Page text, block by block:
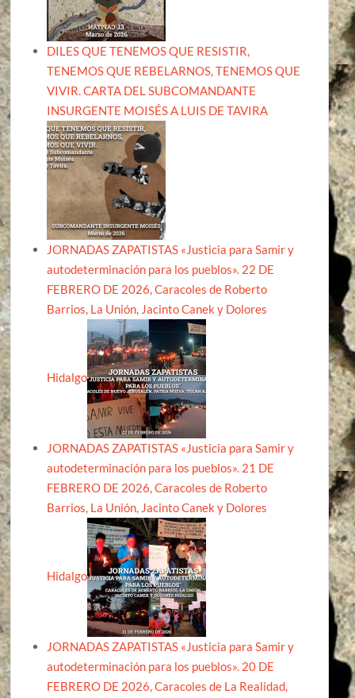
DILES QUE TENEMOS QUE RESISTIR,
TENEMOS QUE REBELARNOS, TENEMOS QUE
VIVIR. CARTA DEL SUBCOMANDANTE
INSURGENTE MOISÉS A LUIS DE TAVIRA
JORNADAS ZAPATISTAS «Justicia para Samir y
autodeterminación para los pueblos». 22 DE
FEBRERO DE 2026, Caracoles de Roberto
Barrios, La Unión, Jacinto Canek y Dolores
Hidalgo
JORNADAS ZAPATISTAS «Justicia para Samir y
autodeterminación para los pueblos». 21 DE
FEBRERO DE 2026, Caracoles de Roberto
Barrios, La Unión, Jacinto Canek y Dolores
Hidalgo
JORNADAS ZAPATISTAS «Justicia para Samir y
autodeterminación para los pueblos». 20 DE
FEBRERO DE 2026, Caracoles de La Realidad,